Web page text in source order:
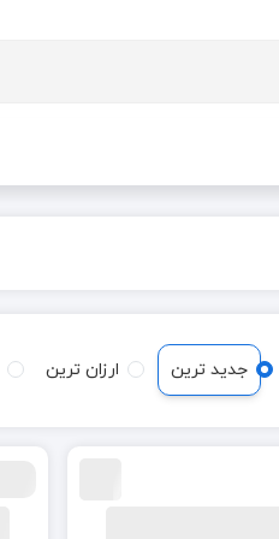
جدید ترین ارزان ترین